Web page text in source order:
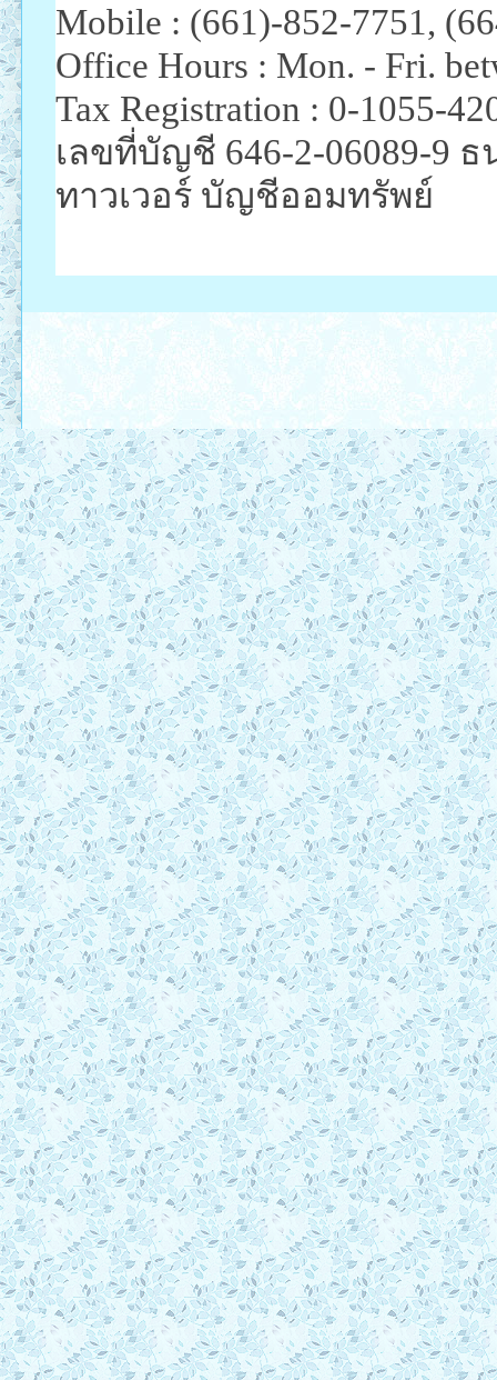
Mobile : (661)-852-7751,
Office Hours : Mon. - Fri.
Tax Registration : 0-1055-
เลขที่บัญชี 646-2-06089-9
ทาวเวอร์ บัญชีออมทรัพย์